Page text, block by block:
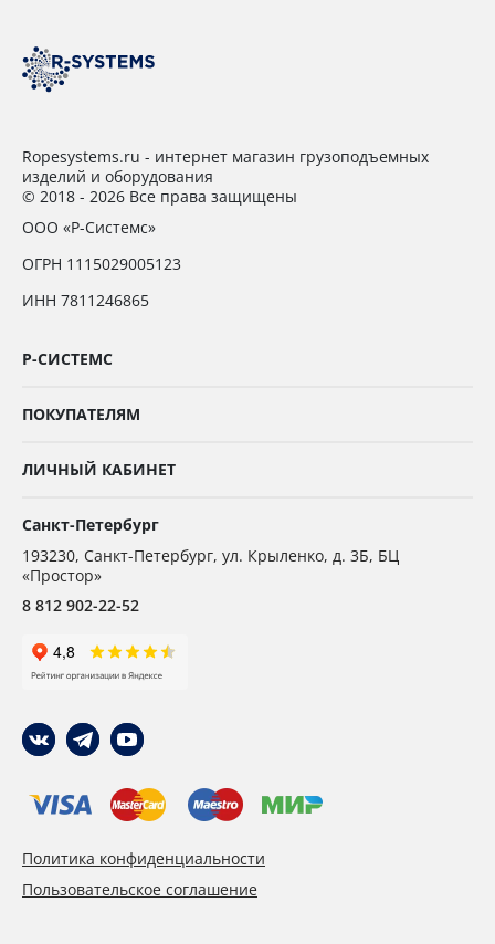
Ropesystems.ru - интернет магазин грузоподъемных
изделий и оборудования
© 2018 - 2026 Все права защищены
ООО «Р-Системс»
ОГРН 1115029005123
ИНН 7811246865
Р-СИСТЕМС
ПОКУПАТЕЛЯМ
ЛИЧНЫЙ КАБИНЕТ
Санкт-Петербург
193230, Санкт-Петербург, ул. Крыленко, д. 3Б, БЦ
«Простор»
8 812 902-22-52
Политика конфиденциальности
Пользовательское соглашение